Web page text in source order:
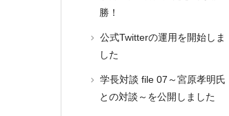
勝！
公式Twitterの運用を開始しま
した
学長対談 file 07～宮原孝明氏
との対談～を公開しました